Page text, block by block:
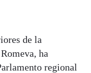
de la
ha
regional